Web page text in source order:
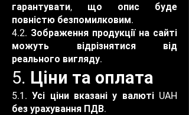
гарантувати, що опис буде
повністю безпомилковим.
4.2. Зображення продукції на сайті
можуть відрізнятися від
реального вигляду.
5. Ціни та оплата
5.1. Усі ціни вказані у валюті UAH
без урахування ПДВ.